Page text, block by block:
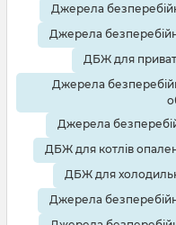
Джерела
Джерела
ДБЖ для
Джерела
Джерела
ДБЖ для котлів
ДБЖ для
Джерела